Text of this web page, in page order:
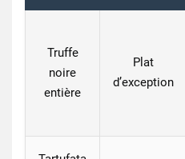
Truffe
noire
entière
Plat
d’exception